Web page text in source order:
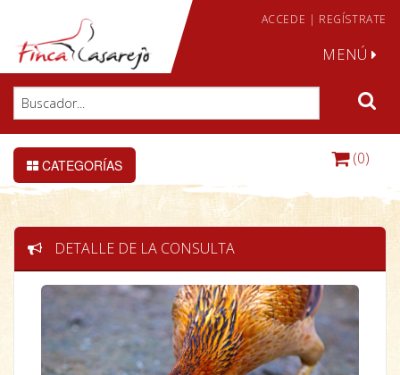
ACCEDE | REGÍSTRATE
MENÚ
CATEGORÍAS (0)
DETALLE DE LA CONSULTA